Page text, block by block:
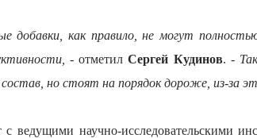
добавки, как правило, не могут
- отметилСергей Кудинов. -
но стоят на порядок дороже, из-за
научно-исследовательскими